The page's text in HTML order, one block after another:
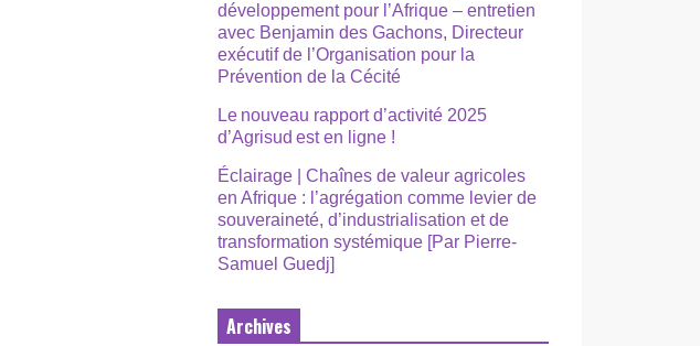
développement pour l’Afrique – entretien
avec Benjamin des Gachons, Directeur
exécutif de l’Organisation pour la
Prévention de la Cécité
Le nouveau rapport d’activité 2025
d’Agrisud est en ligne !
Éclairage | Chaînes de valeur agricoles
en Afrique : l’agrégation comme levier de
souveraineté, d’industrialisation et de
transformation systémique [Par Pierre-
Samuel Guedj]
Archives